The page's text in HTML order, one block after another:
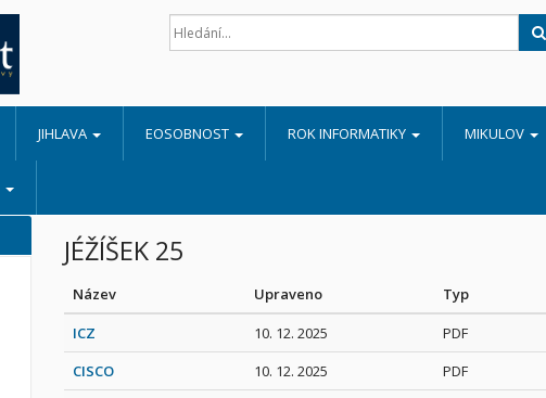
JIHLAVA EOSOBNOST ROK INFORMATIKY MIKULOV
JÉŽÍŠEK 25
Název Upraveno Typ
ICZ
10. 12. 2025 PDF
CISCO
10. 12. 2025 PDF